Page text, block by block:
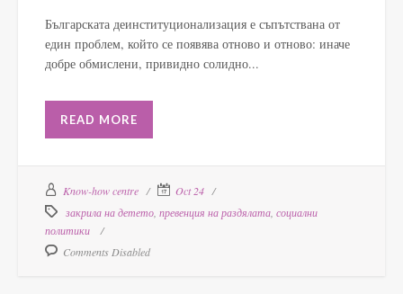
Българската деинституционализация е съпътствана от
един проблем, който се появява отново и отново: иначе
добре обмислени, привидно солидно...
READ MORE
Know-how centre
Oct 24
закрила на детето превенция на раздялата социални
политики
Comments Disabled